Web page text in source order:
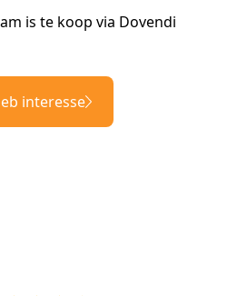
is te koop via Dovendi
interesse